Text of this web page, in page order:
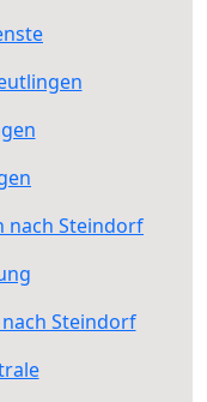
nach Steindorf
Steindorf